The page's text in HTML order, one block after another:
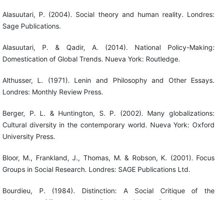
Alasuutari, P. (2004). Social theory and human reality. Londres:
Sage Publications.
Alasuutari, P. & Qadir, A. (2014). National Policy-Making:
Domestication of Global Trends. Nueva York: Routledge.
Althusser, L. (1971). Lenin and Philosophy and Other Essays.
Londres: Monthly Review Press.
Berger, P. L. & Huntington, S. P. (2002). Many globalizations:
Cultural diversity in the contemporary world. Nueva York: Oxford
University Press.
Bloor, M., Frankland, J., Thomas, M. & Robson, K. (2001). Focus
Groups in Social Research. Londres: SAGE Publications Ltd.
Bourdieu, P. (1984). Distinction: A Social Critique of the